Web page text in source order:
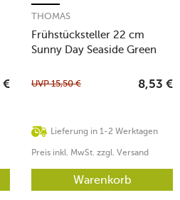
€
Frühstücksteller 22 cm
Sunny Day Seaside Green
THOMAS
Lieferung in 1-2 Werktagen
UVP15,50 € 8,53 €
Preis inkl. MwSt. zzgl. Versand
Warenkorb